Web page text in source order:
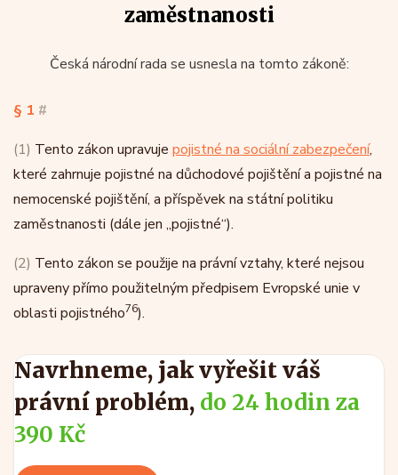
zaměstnanosti
Česká národní rada se usnesla na tomto zákoně:
§ 1 #
(1) Tento zákon upravuje pojistné na sociální zabezpečení,
které zahrnuje pojistné na důchodové pojištění a pojistné na
nemocenské pojištění, a příspěvek na státní politiku
zaměstnanosti (dále jen „pojistné“).
(2) Tento zákon se použije na právní vztahy, které nejsou
upraveny přímo použitelným předpisem Evropské unie v
oblasti pojistného76).
Navrhneme, jak vyřešit váš
právní problém, do 24 hodin za
390 Kč